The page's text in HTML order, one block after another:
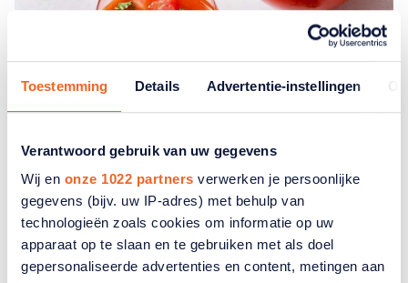
Toestemming Details Advertentie-instellingen
Verantwoord gebruik van uw gegevens
Wij en onze 1022 partners verwerken je persoonlijke
gegevens (bijv. uw IP-adres) met behulp van
technologieën zoals cookies om informatie op uw
apparaat op te slaan en te gebruiken met als doel
gepersonaliseerde advertenties en content, metingen aan
TIP Recept
Gazpacho - een verfrissende soep
Ontdek hier hoe u Gazpacho maakt. Een heerlijke
verfrissende soep.